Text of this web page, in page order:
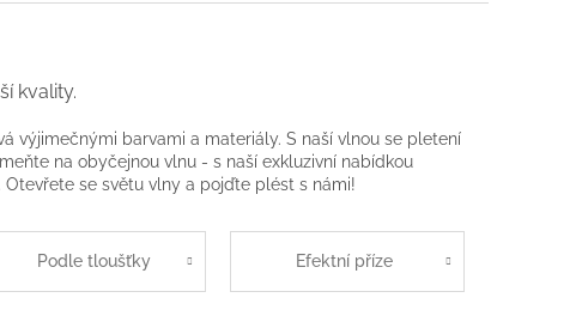
kvality.
výjimečnými barvami a materiály. S naší vlnou se pletení
na obyčejnou vlnu - s naší exkluzivní nabídkou
se světu vlny a pojďte plést s námi!
Podle tloušťky Efektní příze